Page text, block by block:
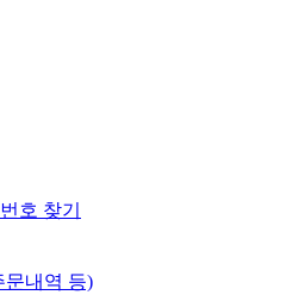
호 찾기
문내역 등)